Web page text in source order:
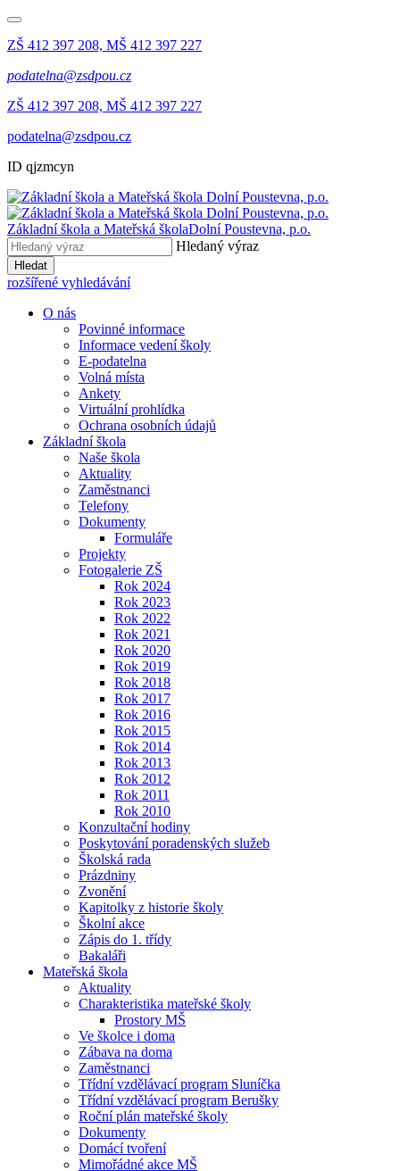
ZŠ 412 397 208, MŠ 412 397 227
podatelna@zsdpou.cz
ZŠ 412 397 208, MŠ 412 397 227
podatelna@zsdpou.cz
ID qjzmcyn
Základní škola a Mateřská školaDolní Poustevna, p.o.
Hledaný výraz
Hledat
rozšířené vyhledávání
O nás
Povinné informace
Informace vedení školy
E-podatelna
Volná místa
Ankety
Virtuální prohlídka
Ochrana osobních údajů
Základní škola
Naše škola
Aktuality
Zaměstnanci
Telefony
Dokumenty
Formuláře
Projekty
Fotogalerie ZŠ
Rok 2024
Rok 2023
Rok 2022
Rok 2021
Rok 2020
Rok 2019
Rok 2018
Rok 2017
Rok 2016
Rok 2015
Rok 2014
Rok 2013
Rok 2012
Rok 2011
Rok 2010
Konzultační hodiny
Poskytování poradenských služeb
Školská rada
Prázdniny
Zvonění
Kapitolky z historie školy
Školní akce
Zápis do 1. třídy
Bakaláři
Mateřská škola
Aktuality
Charakteristika mateřské školy
Prostory MŠ
Ve školce i doma
Zábava na doma
Zaměstnanci
Třídní vzdělávací program Sluníčka
Třídní vzdělávací program Berušky
Roční plán mateřské školy
Dokumenty
Domácí tvoření
Mimořádné akce MŠ